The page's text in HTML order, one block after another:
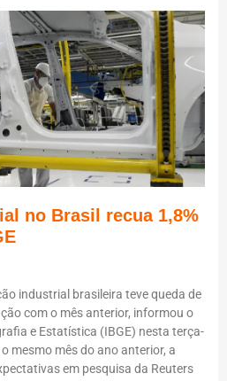
no Brasil recua 1,8%
industrial brasileira teve queda de
com o mês anterior, informou o
e Estatística (IBGE) nesta terça-
mesmo mês do ano anterior, a
em pesquisa da Reuters